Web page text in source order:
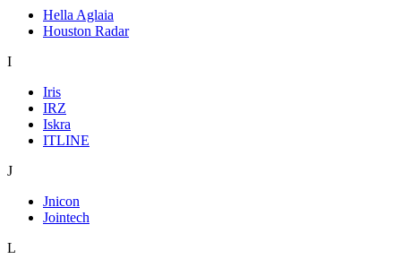
Hella Aglaia
Houston Radar
I
Iris
IRZ
Iskra
ITLINE
J
Jnicon
Jointech
L